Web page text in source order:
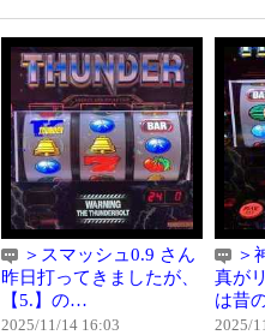
＞スマッシュ0.9 さん
昨日打ってきましたが、
【5.】の…
2025/11/14 16:03
＞
真が
は昔
2025/